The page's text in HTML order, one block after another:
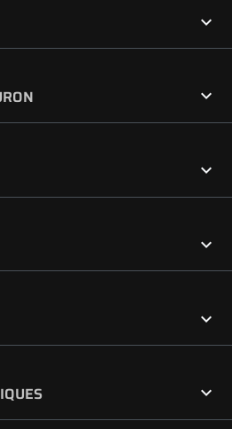





